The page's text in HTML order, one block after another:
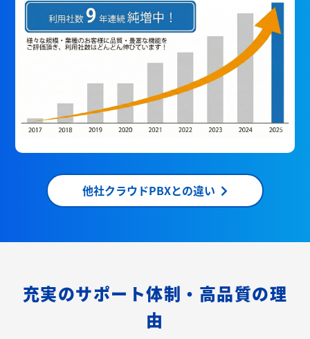
他社クラウドPBXとの違い
充実のサポート体制・高品質の理
由